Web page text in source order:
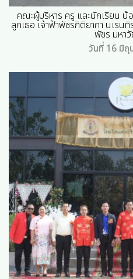
คณะผู้บริหาร ครู และนักเรียน น้
ลูกเธอ เจ้าฟ้าพัชรกิติยาภา นเรน
พัชร มหาวั
วันที่ 16 มิถุ